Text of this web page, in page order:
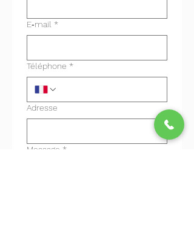
E‑mail *
Téléphone *
Adresse
Message *